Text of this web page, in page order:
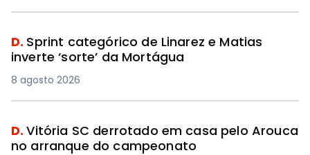
D. Sprint categórico de Linarez e Matias
inverte ‘sorte’ da Mortágua
8 agosto 2026
D.Vitória SC derrotado em casa pelo Arouca
no arranque do campeonato